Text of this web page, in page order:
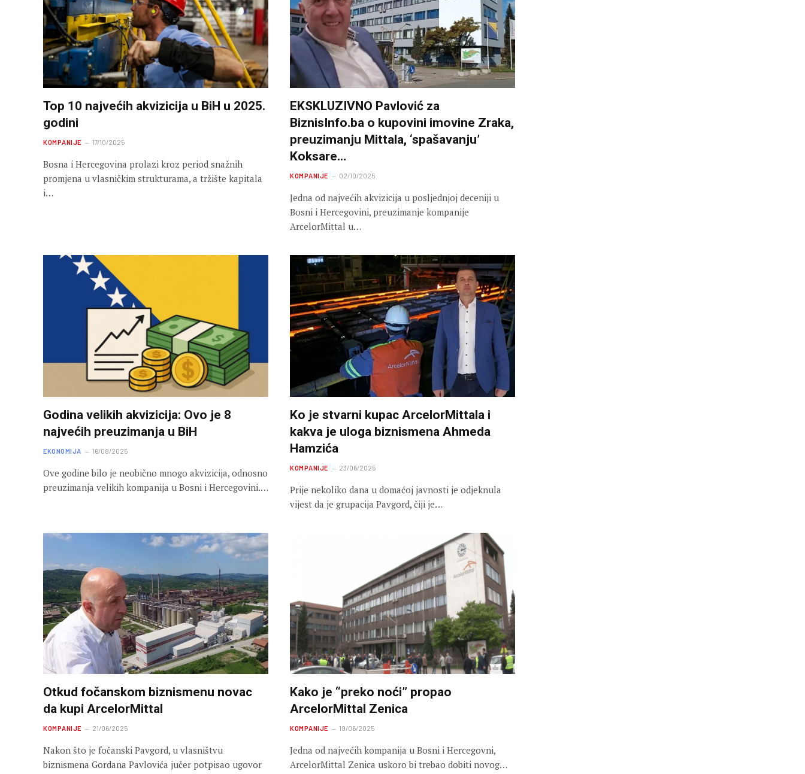
Top 10 najvećih akvizicija u BiH u 2025.
godini
KOMPANIJE 17/10/2025
Bosna i Hercegovina prolazi kroz period snažnih
promjena u vlasničkim strukturama, a tržište kapitala
i…
EKSKLUZIVNO Pavlović za
BiznisInfo.ba o kupovini imovine Zraka,
preuzimanju Mittala, ‘spašavanju’
Koksare…
KOMPANIJE 02/10/2025
Jedna od najvećih akvizicija u posljednjoj deceniji u
Bosni i Hercegovini, preuzimanje kompanije
ArcelorMittal u…
Godina velikih akvizicija: Ovo je 8
najvećih preuzimanja u BiH
EKONOMIJA 16/08/2025
Ove godine bilo je neobično mnogo akvizicija, odnosno
preuzimanja velikih kompanija u Bosni i Hercegovini.…
Ko je stvarni kupac ArcelorMittala i
kakva je uloga biznismena Ahmeda
Hamzića
KOMPANIJE 23/06/2025
Prije nekoliko dana u domaćoj javnosti je odjeknula
vijest da je grupacija Pavgord, čiji je…
Otkud fočanskom biznismenu novac
da kupi ArcelorMittal
KOMPANIJE 21/06/2025
Nakon što je fočanski Pavgord, u vlasništvu
biznismena Gordana Pavlovića jučer potpisao ugovor
Kako je “preko noći” propao
ArcelorMittal Zenica
KOMPANIJE 19/06/2025
Jedna od najvećih kompanija u Bosni i Hercegovni,
ArcelorMittal Zenica uskoro bi trebao dobiti novog…